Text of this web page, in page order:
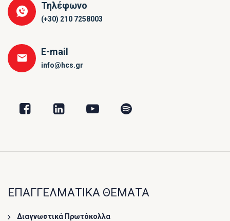
Τηλέφωνο
(+30) 210 7258003
E-mail
info@hcs.gr
ΕΠΑΓΓΕΛΜΑΤΙΚΑ ΘΕΜΑΤΑ
Διαγνωστικά Πρωτόκολλα